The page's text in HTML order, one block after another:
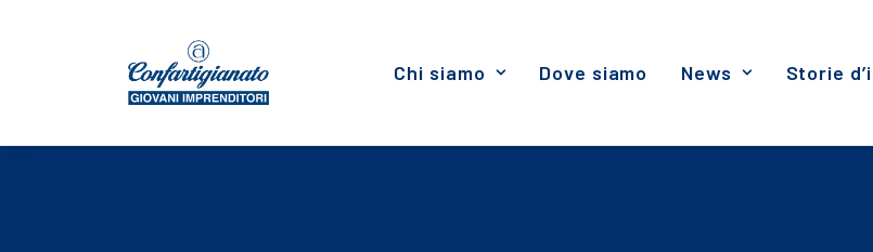
Chi siamo Dove siamo News Storie